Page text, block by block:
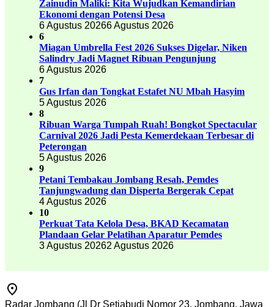
Zainudin Maliki: Kita Wujudkan Kemandirian
Ekonomi dengan Potensi Desa
6 Agustus 20266 Agustus 2026
6
Miagan Umbrella Fest 2026 Sukses Digelar, Niken
Salindry Jadi Magnet Ribuan Pengunjung
6 Agustus 2026
7
Gus Irfan dan Tongkat Estafet NU Mbah Hasyim
5 Agustus 2026
8
Ribuan Warga Tumpah Ruah! Bongkot Spectacular
Carnival 2026 Jadi Pesta Kemerdekaan Terbesar di
Peterongan
5 Agustus 2026
9
Petani Tembakau Jombang Resah, Pemdes
Tanjungwadung dan Disperta Bergerak Cepat
4 Agustus 2026
10
Perkuat Tata Kelola Desa, BKAD Kecamatan
Plandaan Gelar Pelatihan Aparatur Pemdes
3 Agustus 20262 Agustus 2026
Radar Jombang (Jl Dr Setiabudi Nomor 23, Jombang, Jawa